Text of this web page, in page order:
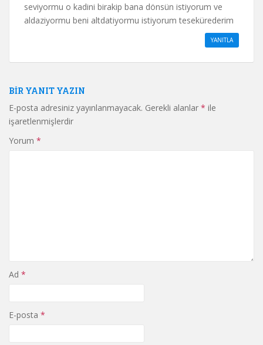
seviyormu o kadini birakip bana dönsün istiyorum ve
aldaziyormu beni altdatiyormu istiyorum tesekürederim
YANITLA
BIR YANIT YAZIN
E-posta adresiniz yayınlanmayacak. Gerekli alanlar * ile
işaretlenmişlerdir
Yorum *
Ad *
E-posta *